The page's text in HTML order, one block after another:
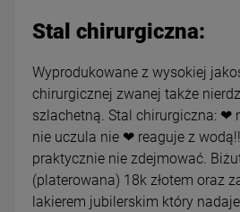
Stal chirurgiczna:
Wyprodukowane z wysokiej
chirurgicznej zwanej także
szlachetną. Stal chirurgiczna: ❤
nie uczula nie ❤ reaguje z
praktycznie nie zdejmować.
(platerowana) 18k złotem oraz
lakierem jubilerskim który